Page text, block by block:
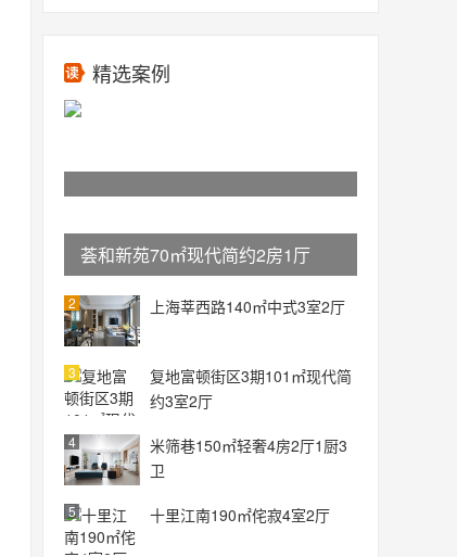
精选案例
荟和新苑70㎡现代简约2房1厅
上海莘西路140㎡中式3室2厅
2
复地富顿街区3期101㎡现代简
约3室2厅
3
米筛巷150㎡轻奢4房2厅1厨3
卫
4
十里江南190㎡侘寂4室2厅
5